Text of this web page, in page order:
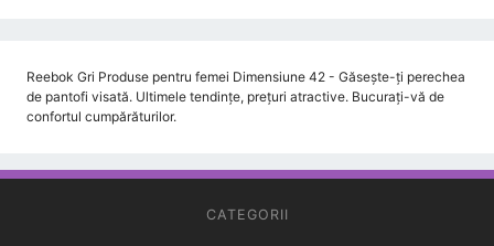
Reebok Gri Produse pentru femei Dimensiune 42 - Găsește-ți perechea
de pantofi visată. Ultimele tendințe, prețuri atractive. Bucurați-vă de
confortul cumpărăturilor.
CATEGORII